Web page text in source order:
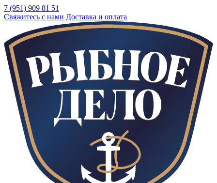
7 (951) 909 81 51
Свяжитесь с нами Доставка и оплата